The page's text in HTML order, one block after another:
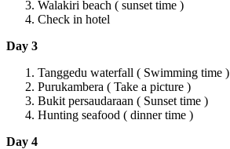
Walakiri beach ( sunset time )
Check in hotel
Day 3
Tanggedu waterfall ( Swimming time )
Purukambera ( Take a picture )
Bukit persaudaraan ( Sunset time )
Hunting seafood ( dinner time )
Day 4